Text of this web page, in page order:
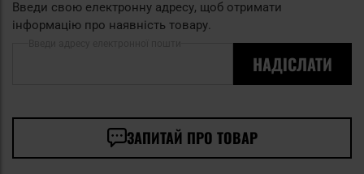
Введи свою електронну адресу, щоб отримати
інформацію про наявність товару.
НАДІСЛАТИ
ЗАПИТАЙ ПРО ТОВАР